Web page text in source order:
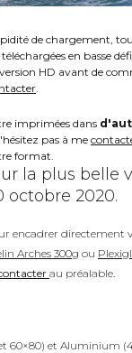
de chargement,
en basse
HD avant de
imprimées dans
pas à me
format.
la plus belle
octobre 2020.
encadrer directement
Arches 300g ou
au préalable.
60×80) et Aluminium